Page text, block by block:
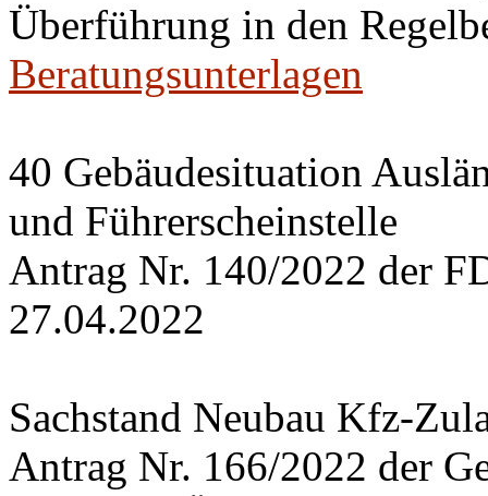
Überführung in den
Beratungsunterlagen
40 Gebäudesituation
und Führerscheinstelle
Antrag Nr. 140/2022 der
27.04.2022
Sachstand Neubau Kfz-
Antrag Nr. 166/2022 der